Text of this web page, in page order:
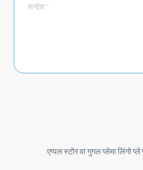
एप्पल स्टोर वा गुगल प्लेमा लिंगो प्ले